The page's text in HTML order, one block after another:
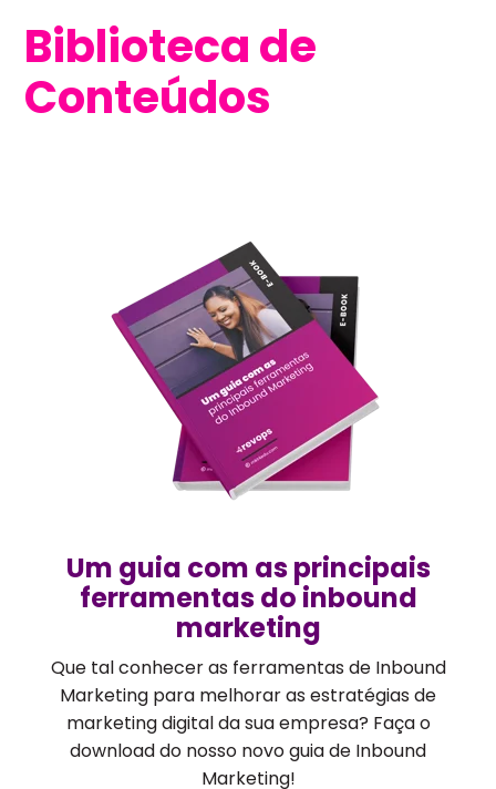
Biblioteca de
Conteúdos
Um guia com as principais
ferramentas do inbound
marketing
Que tal conhecer as ferramentas de Inbound
Marketing para melhorar as estratégias de
marketing digital da sua empresa? Faça o
download do nosso novo guia de Inbound
Marketing!